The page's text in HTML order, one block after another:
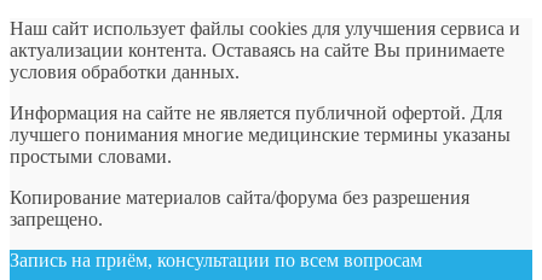
Наш сайт использует файлы cookies для улучшения сервиса и
актуализации контента. Оставаясь на сайте Вы принимаете
условия обработки данных.
Информация на сайте не является публичной офертой. Для
лучшего понимания многие медицинские термины указаны
простыми словами.
Копирование материалов сайта/форума без разрешения
запрещено.
Запись на приём, консультации по всем вопросам